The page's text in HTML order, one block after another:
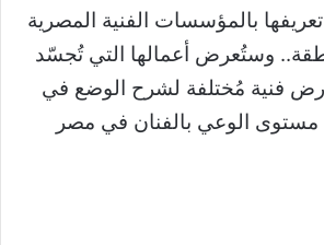
بالمؤسسات الفنية المصرية
وستُعرض أعمالها التي تُجسّد
فنية مُختلفة لشرح الوضع في
مستوى الوعي بالفنان في مصر